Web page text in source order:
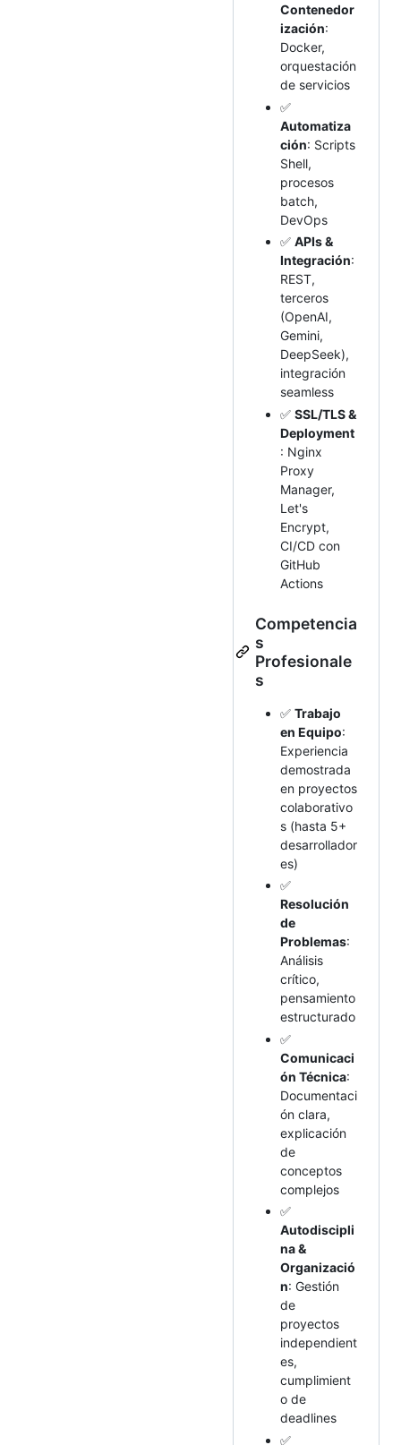
Contenedor
ización:
Docker,
orquestación
de servicios
✅
Automatiza
ción: Scripts
Shell,
procesos
batch,
DevOps
✅ APIs &
Integración:
REST,
terceros
(OpenAI,
Gemini,
DeepSeek),
integración
seamless
✅ SSL/TLS &
Deployment
: Nginx
Proxy
Manager,
Let's
Encrypt,
CI/CD con
GitHub
Actions
Competencia
s
Profesionale
s
✅ Trabajo
en Equipo:
Experiencia
demostrada
en proyectos
colaborativo
s (hasta 5+
desarrollador
es)
✅
Resolución
de
Problemas:
Análisis
crítico,
pensamiento
estructurado
✅
Comunicaci
ón Técnica:
Documentaci
ón clara,
explicación
de
conceptos
complejos
✅
Autodiscipli
na &
Organizació
n: Gestión
de
proyectos
independient
es,
cumplimient
o de
deadlines
✅